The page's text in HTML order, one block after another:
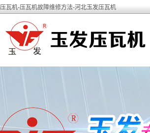
压瓦机-压瓦机故障维修方法-河北玉发压瓦机